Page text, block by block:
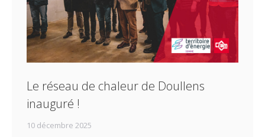
Le réseau de chaleur de Doullens
inauguré !
10 décembre 2025